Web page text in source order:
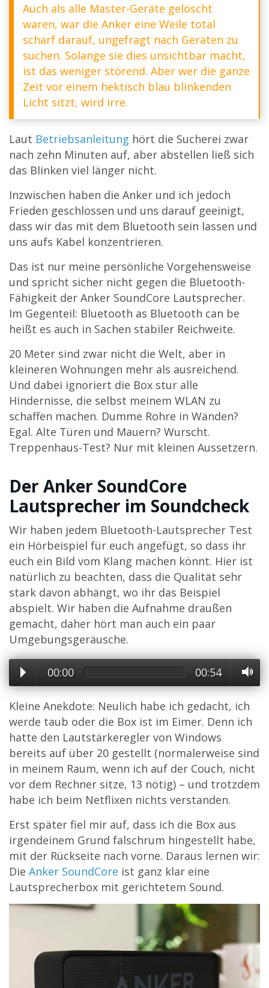
Auch als alle Master-Geräte gelöscht
waren, war die Anker eine Weile total
scharf darauf, ungefragt nach Geräten zu
suchen. Solange sie dies unsichtbar macht,
ist das weniger störend. Aber wer die ganze
Zeit vor einem hektisch blau blinkenden
Licht sitzt, wird irre.
Laut Betriebsanleitung hört die Sucherei zwar
nach zehn Minuten auf, aber abstellen ließ sich
das Blinken viel länger nicht.
Inzwischen haben die Anker und ich jedoch
Frieden geschlossen und uns darauf geeinigt,
dass wir das mit dem Bluetooth sein lassen und
uns aufs Kabel konzentrieren.
Das ist nur meine persönliche Vorgehensweise
und spricht sicher nicht gegen die Bluetooth-
Fähigkeit der Anker SoundCore Lautsprecher.
Im Gegenteil: Bluetooth as Bluetooth can be
heißt es auch in Sachen stabiler Reichweite.
20 Meter sind zwar nicht die Welt, aber in
kleineren Wohnungen mehr als ausreichend.
Und dabei ignoriert die Box stur alle
Hindernisse, die selbst meinem WLAN zu
schaffen machen. Dumme Rohre in Wänden?
Egal. Alte Türen und Mauern? Wurscht.
Treppenhaus-Test? Nur mit kleinen Aussetzern.
Der Anker SoundCore
Lautsprecher im Soundcheck
Wir haben jedem Bluetooth-Lautsprecher Test
ein Hörbeispiel für euch angefügt, so dass ihr
euch ein Bild vom Klang machen könnt. Hier ist
natürlich zu beachten, dass die Qualität sehr
stark davon abhängt, wo ihr das Beispiel
abspielt. Wir haben die Aufnahme draußen
gemacht, daher hört man auch ein paar
Umgebungsgeräusche.
00:00 00:54
Kleine Anekdote: Neulich habe ich gedacht, ich
werde taub oder die Box ist im Eimer. Denn ich
hatte den Lautstärkeregler von Windows
bereits auf über 20 gestellt (normalerweise sind
in meinem Raum, wenn ich auf der Couch, nicht
vor dem Rechner sitze, 13 nötig) – und trotzdem
habe ich beim Netflixen nichts verstanden.
Erst später fiel mir auf, dass ich die Box aus
irgendeinem Grund falschrum hingestellt habe,
mit der Rückseite nach vorne. Daraus lernen wir:
Die Anker SoundCore ist ganz klar eine
Lautsprecherbox mit gerichtetem Sound.